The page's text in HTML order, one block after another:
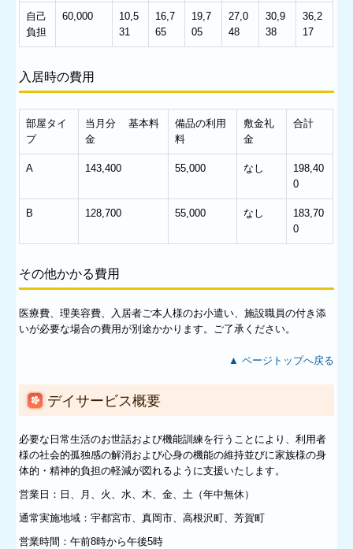
自己
負担
60,000
10,5
31
16,7
65
19,7
05
27,0
48
30,9
38
36,2
17
入居時の費用
部屋タイ
プ
当月分 基本料
金
備品の利用
料
敷金礼
金
合計
A 143,400 55,000 なし
198,40
0
B 128,700 55,000 なし
183,70
0
その他かかる費用
医療費、理美容費、入居者ご本人様のお小遣い、施設職員の付き添
いが必要な場合の費用が別途かかります。ご了承ください。
▲ ページトップへ戻る
デイサービス概要
必要な日常生活のお世話および機能訓練を行うことにより、利用者
様の社会的孤独感の解消および心身の機能の維持並びに家族様の身
体的・精神的負担の軽減が図れるように支援いたします。
営業日：日、月、火、水、木、金、土（年中無休）
通常実施地域：宇都宮市、真岡市、高根沢町、芳賀町
営業時間：午前8時から午後5時